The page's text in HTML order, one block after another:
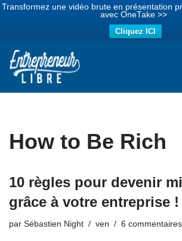
Transformez une vidéo brute en présentation
avec OneTake >>
Cliquez ICI
Aller
How to Be Rich
10 règles pour devenir
grâce à votre entreprise !
par Sébastien Night ven 6 commentaires